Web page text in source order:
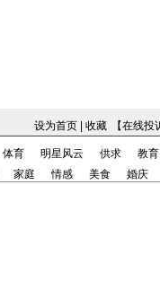
设为首页 收藏 【在线投
体育 明星风云 供求 教育
家庭 情感 美食 婚庆